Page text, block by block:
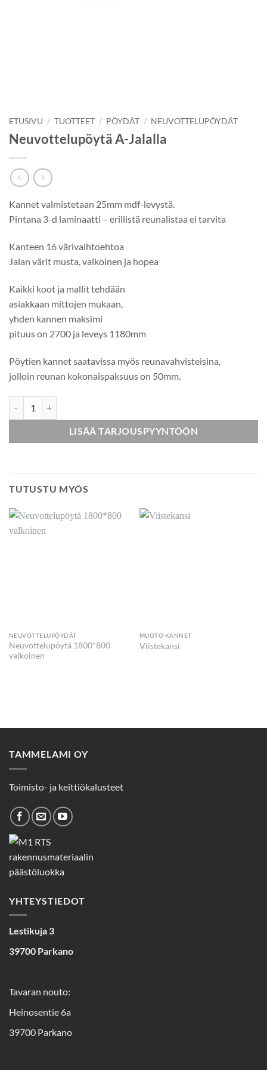
ETUSIVU / TUOTTEET / PÖYDÄT / NEUVOTTELUPÖYDÄT
Neuvottelupöytä A-Jalalla
Kannet valmistetaan 25mm mdf-levystä.
Pintana 3-d laminaatti – erillistä reunalistaa ei tarvita
Kanteen 16 värivaihtoehtoa
Jalan värit musta, valkoinen ja hopea
Kaikki koot ja mallit tehdään
asiakkaan mittojen mukaan,
yhden kannen maksimi
pituus on 2700 ja leveys 1180mm
Pöytien kannet saatavissa myös reunavahvisteisina,
jolloin reunan kokonaispaksuus on 50mm.
LISÄÄ TARJOUSPYYNTÖÖN
TUTUSTU MYÖS
NEUVOTTELUPÖYDÄT
Neuvottelupöytä 1800*800
valkoinen
MUOTO KANNET
Viistekansi
TAMMELAMI OY
Toimisto- ja keittiökalusteet
YHTEYSTIEDOT
Lestikuja 3
39700 Parkano
Tavaran nouto:
Heinosentie 6a
39700 Parkano